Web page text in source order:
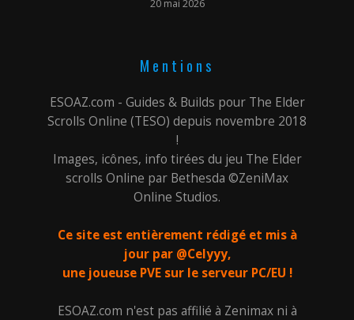
20 mai 2026
Mentions
ESOAZ.com - Guides & Builds pour The Elder
Scrolls Online (TESO) depuis novembre 2018
!
Images, icônes, info tirées du jeu The Elder
scrolls Online par Bethesda ©ZeniMax
Online Studios.
Ce site est entièrement rédigé et mis à
jour par @Celyyy,
une joueuse PVE sur le serveur PC/EU !
ESOAZ.com n'est pas affilié à Zenimax ni à